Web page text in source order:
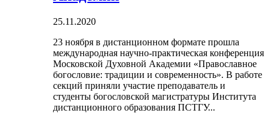
25.11.2020
23 ноября в дистанционном формате прошла
международная научно-практическая конференция
Московской Духовной Академии «Православное
богословие: традиции и современность». В работе
секций приняли участие преподаватель и
студенты богословской магистратуры Института
дистанционного образования ПСТГУ...